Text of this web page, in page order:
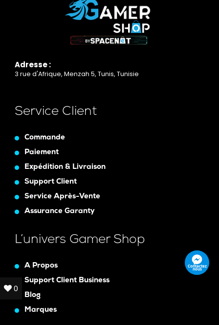
Adresse :
3 rue d'Afrique, Menzah 5, Tunis, Tunisie
Service Client
Commande
Paiement
Expédition & Livraison
Support Client
Service Après-Vente
Assurance Garanty
L’univers Gamer Shop
A Propos
Support Client Business
Blog
Marques
Contactez
nous
0
0